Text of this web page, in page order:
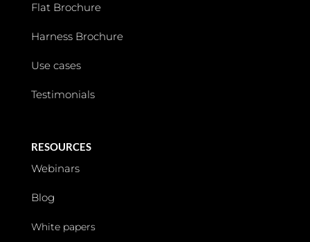
Flat Brochure
Harness Brochure
Use cases
Testimonials
RESOURCES
Webinars
Blog
White papers